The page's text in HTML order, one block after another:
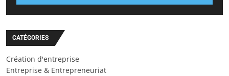
CATÉGORIES
Création d'entreprise
Entreprise & Entrepreneuriat